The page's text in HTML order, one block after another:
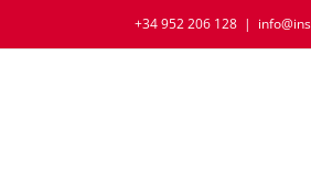
+34 952 206 128 |